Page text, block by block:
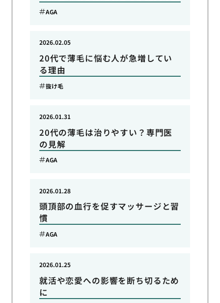
AGA
20代で薄毛に悩む人が急増してい
る理由
2026.02.05
抜け毛
20代の薄毛は治りやすい？専門医
の見解
2026.01.31
AGA
頭頂部の血行を促すマッサージと習
慣
2026.01.28
AGA
就活や恋愛への影響を断ち切るため
に
2026.01.25